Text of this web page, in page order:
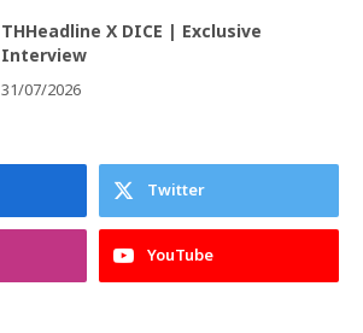
THHeadline X DICE | Exclusive
Interview
31/07/2026
Twitter
YouTube